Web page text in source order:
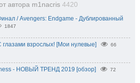
автора m1nacris 4420
/ Avengers: Endgame - Дублированный
1847
взрослых! [Мои нулевые] 66
- НОВЫЙ ТРЕНД 2019 [обзор] 72